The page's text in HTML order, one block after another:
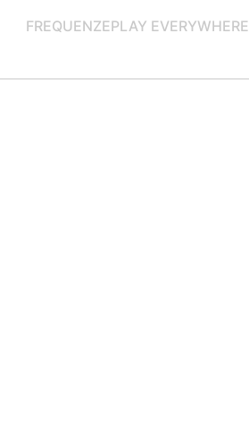
FREQUENZEPLAY EVERYWHERE